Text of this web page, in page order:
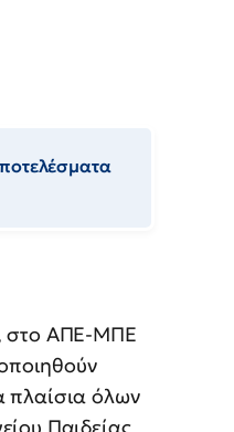
στο ΑΠΕ-ΜΠΕ
πλαίσια όλων